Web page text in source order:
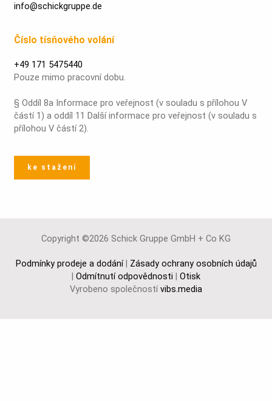
info@schickgruppe.de
Číslo tísňového volání
+49 171 5475440
Pouze mimo pracovní dobu.
§ Oddíl 8a Informace pro veřejnost (v souladu s přílohou V
částí 1) a oddíl 11 Další informace pro veřejnost (v souladu s
přílohou V částí 2).
ke stažení
Copyright ©2026 Schick Gruppe GmbH + Co KG
Podmínky prodeje a dodání| Zásady ochrany osobních údajů
| Odmítnutí odpovědnosti | Otisk
Vyrobeno společnostívibs.media